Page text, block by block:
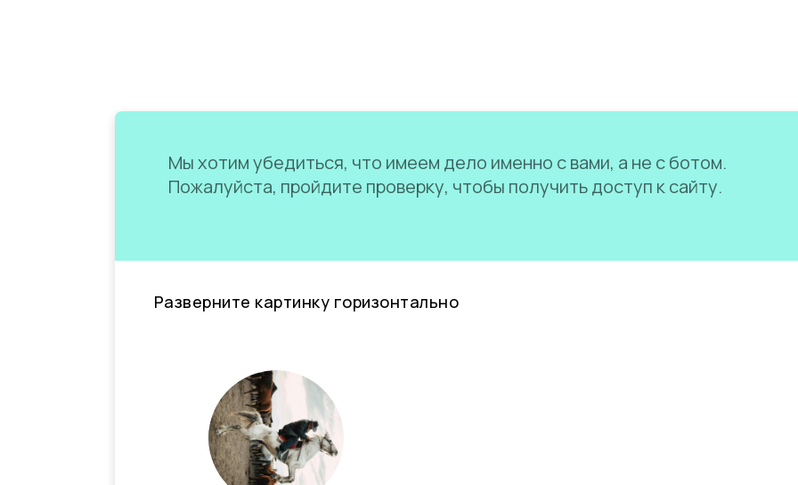
Мы хотим убедиться, что имеем дело именно с вами, а не с ботом.
Пожалуйста, пройдите проверку, чтобы получить доступ к сайту.
Разверните картинку горизонтально